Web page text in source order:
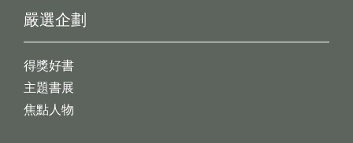
嚴選企劃
得獎好書
主題書展
焦點人物